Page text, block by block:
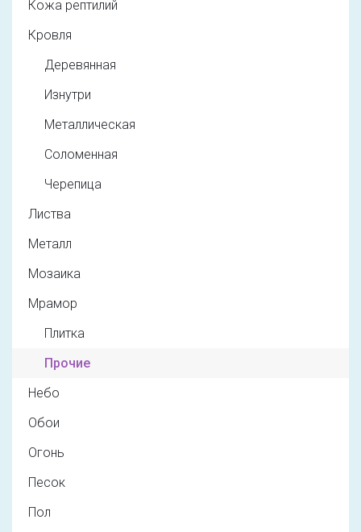
Кожа рептилий
Кровля
Деревянная
Изнутри
Металлическая
Соломенная
Черепица
Листва
Металл
Мозаика
Мрамор
Плитка
Прочие
Небо
Обои
Огонь
Песок
Пол